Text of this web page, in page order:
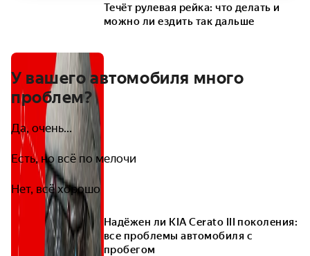
Течёт рулевая рейка: что делать и
можно ли ездить так дальше
У вашего автомобиля много
проблем?
Да, очень...
Есть, но всё по мелочи
Нет, всё хорошо
Надёжен ли KIA Cerato III поколения:
все проблемы автомобиля с
пробегом